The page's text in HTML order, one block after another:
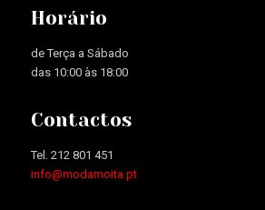
Horário
de Terça a Sábado
das 10:00 às 18:00
Contactos
Tel. 212 801 451
info@modamoita.pt